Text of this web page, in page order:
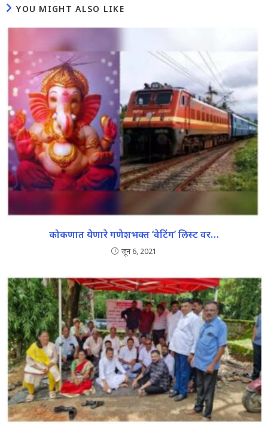
YOU MIGHT ALSO LIKE
कोकणात येणारे गणेशभक्त ‘वेटिंग’ लिस्ट वर…
जून 6, 2021